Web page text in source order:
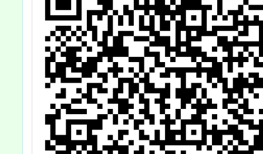
原則
11月
同日
「防
專業